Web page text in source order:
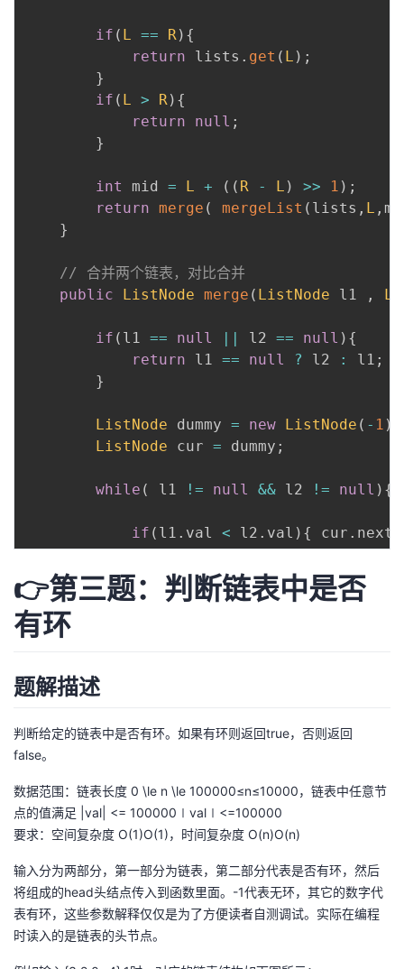
if ( L == R ) {
return lists . get ( L ) ;
}
if ( L > R ) {
return
null ;
}
int mid = L + ( ( R - L ) >> 1 ) ;
return merge ( mergeList ( lists , L ,
}
// 合并两个链表，对比合并
public
ListNode merge ( ListNode l1 ,
if ( l1 == null || l2 == null ) {
return l1 == null ? l2 : l1 ;
}
ListNode dummy = new ListNode ( - 1 )
ListNode cur = dummy ;
while ( l1 != null && l2 != null ) {
if ( l1 . val < l2 . val ) { cur . next
👉第三题：判断链表中是否
有环
题解描述
判断给定的链表中是否有环。如果有环则返回true，否则返回
false。
数据范围：链表长度 0 \le n \le 100000≤n≤10000，链表中任意节
点的值满足 |val| <= 100000∣val∣<=100000
要求：空间复杂度 O(1)O(1)，时间复杂度 O(n)O(n)
输入分为两部分，第一部分为链表，第二部分代表是否有环，然后
将组成的head头结点传入到函数里面。-1代表无环，其它的数字代
表有环，这些参数解释仅仅是为了方便读者自测调试。实际在编程
时读入的是链表的头节点。